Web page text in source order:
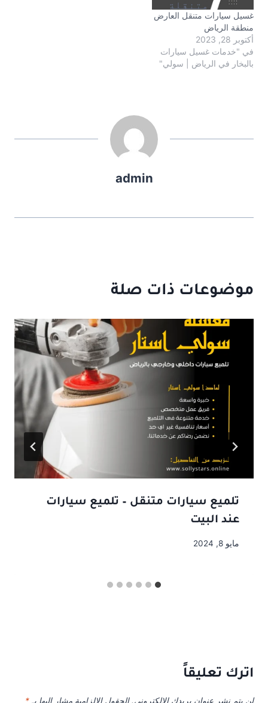
غسيل سيارات متنقل العارض
منطقة الرياض
أكتوبر 28, 2023
في "خدمات غسيل سيارات
بالبخار في الرياض | سولي"
admin
موضوعات ذات صلة
تلميع سيارات متنقل – تلميع سيارات
عند البيت
مايو 8, 2024
اترك تعليقاً
لن يتم نشر عنوان بريدك الإلكتروني. الحقول الإلزامية مشار إليها بـ *